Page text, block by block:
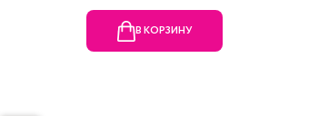
В КОРЗИНУ